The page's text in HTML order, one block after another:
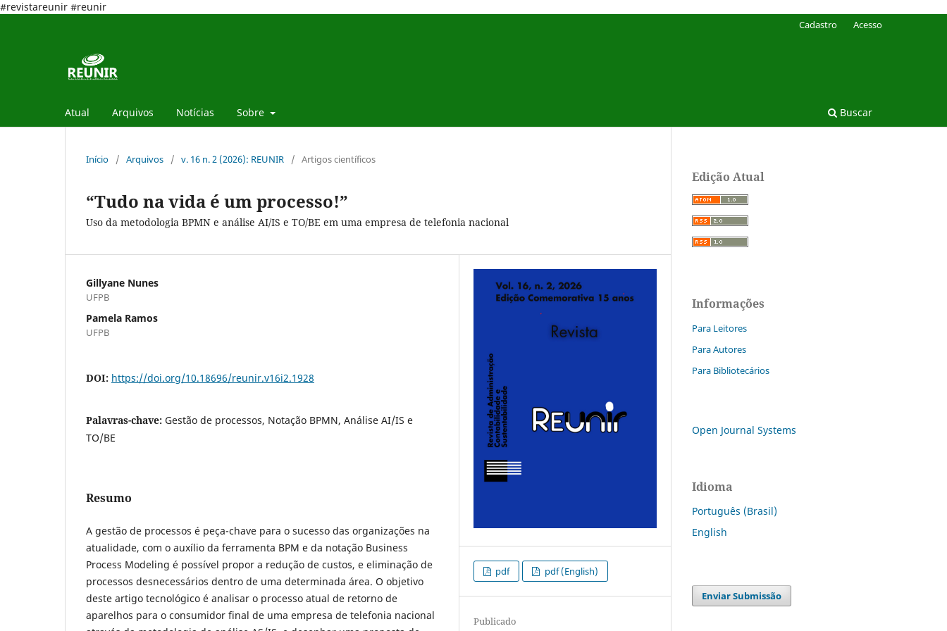
#revistareunir #reunir
Atual Arquivos Notícias Sobre Buscar
Cadastro Acesso
Início / Arquivos / v. 16 n. 2 (2026): REUNIR / Artigos científicos
“Tudo na vida é um processo!”
Uso da metodologia BPMN e análise AI/IS e TO/BE em uma empresa de telefonia nacional
Gillyane Nunes
UFPB
Pamela Ramos
UFPB
DOI: https://doi.org/10.18696/reunir.v16i2.1928
Palavras-chave: Gestão de processos, Notação BPMN, Análise AI/IS e
TO/BE
Resumo
A gestão de processos é peça-chave para o sucesso das organizações na
atualidade, com o auxílio da ferramenta BPM e da notação Business
Process Modeling é possível propor a redução de custos, e eliminação de
processos desnecessários dentro de uma determinada área. O objetivo
deste artigo tecnológico é analisar o processo atual de retorno de
aparelhos para o consumidor final de uma empresa de telefonia nacional
pdf pdf (English)
Publicado
Edição Atual
Informações
Para Leitores
Para Autores
Para Bibliotecários
Open Journal Systems
Idioma
Português (Brasil)
English
Enviar Submissão